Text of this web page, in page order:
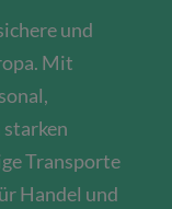
und
Mit
Transporte
Handel und